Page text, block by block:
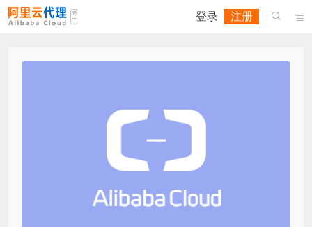

登录 注册 